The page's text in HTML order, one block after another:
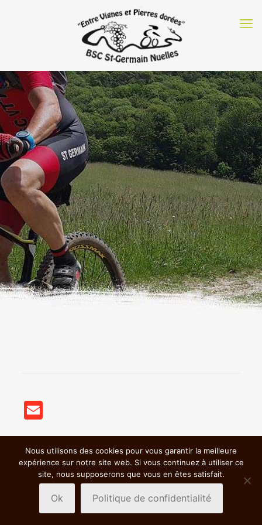
Email
© 2018 BSC VTT St Germain Nuelles | Mentions légales &
Politiques de confidentialité|
Nous utilisons des cookies pour vous garantir la meilleure
expérience sur notre site web. Si vous continuez à utiliser ce
site, nous supposerons que vous en êtes satisfait.
Ok Politique de confidentialité